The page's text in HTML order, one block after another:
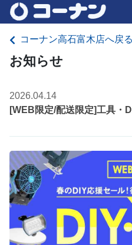
コーナン高石富木店へ戻る
お知らせ
2026.04.14
[WEB限定/配送限定]工具・